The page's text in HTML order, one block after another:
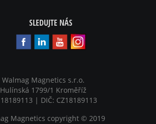
SLEDUJTE NÁS
Walmag Magnetics s.r.o.
Hulínská 1799/1 Kroměříž
| DIČ: CZ18189113
Magnetics copyright © 2019